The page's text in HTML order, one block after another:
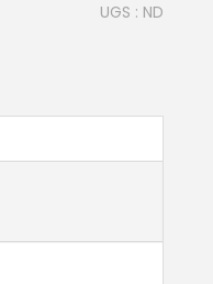
UGS : ND